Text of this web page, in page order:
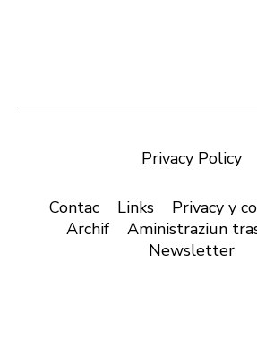
Privacy Policy
Contac Links
Privacy y
Archif
Aministraziun
Newsletter